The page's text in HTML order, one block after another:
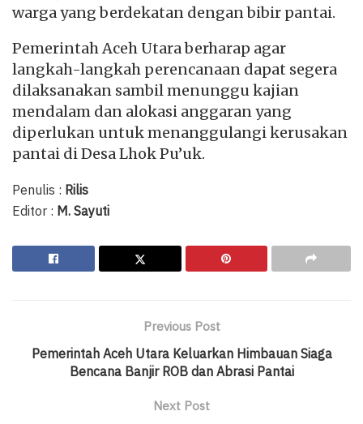
warga yang berdekatan dengan bibir pantai.
Pemerintah Aceh Utara berharap agar
langkah-langkah perencanaan dapat segera
dilaksanakan sambil menunggu kajian
mendalam dan alokasi anggaran yang
diperlukan untuk menanggulangi kerusakan
pantai di Desa Lhok Pu’uk.
Penulis : Rilis
Editor : M. Sayuti
Previous Post
Pemerintah Aceh Utara Keluarkan Himbauan Siaga
Bencana Banjir ROB dan Abrasi Pantai
Next Post